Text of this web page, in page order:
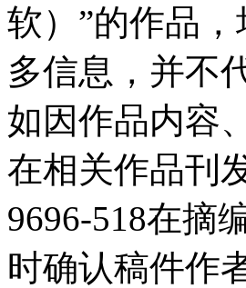
软）”的作品
多信息，并不
如因作品内容
在相关作品刊
9696-518在摘
时确认稿件作